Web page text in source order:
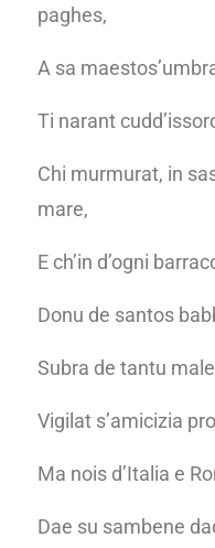
paghes,
A sa
Ti narant
Chi murmurat, in
mare,
E ch’in d’ogni
Donu de santos
Subra de tantu
Vigilat s’amicizia
Ma nois d’Italia e
Dae su sambene